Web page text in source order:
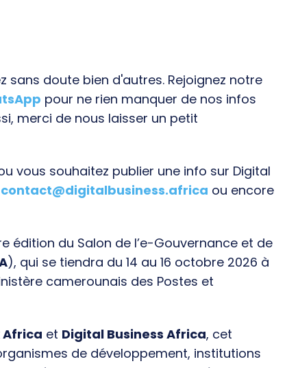
sans doute bien d'autres. Rejoignez notre
pour ne rien manquer de nos infos
merci de nous laisser un petit
vous souhaitez publier une info sur Digital
contact@digitalbusiness.africa ou encore
édition du Salon de l’e-Gouvernance et de
), qui se tiendra du 14 au 16 octobre 2026 à
camerounais des Postes et
Africa et Digital Business Africa, cet
de développement, institutions